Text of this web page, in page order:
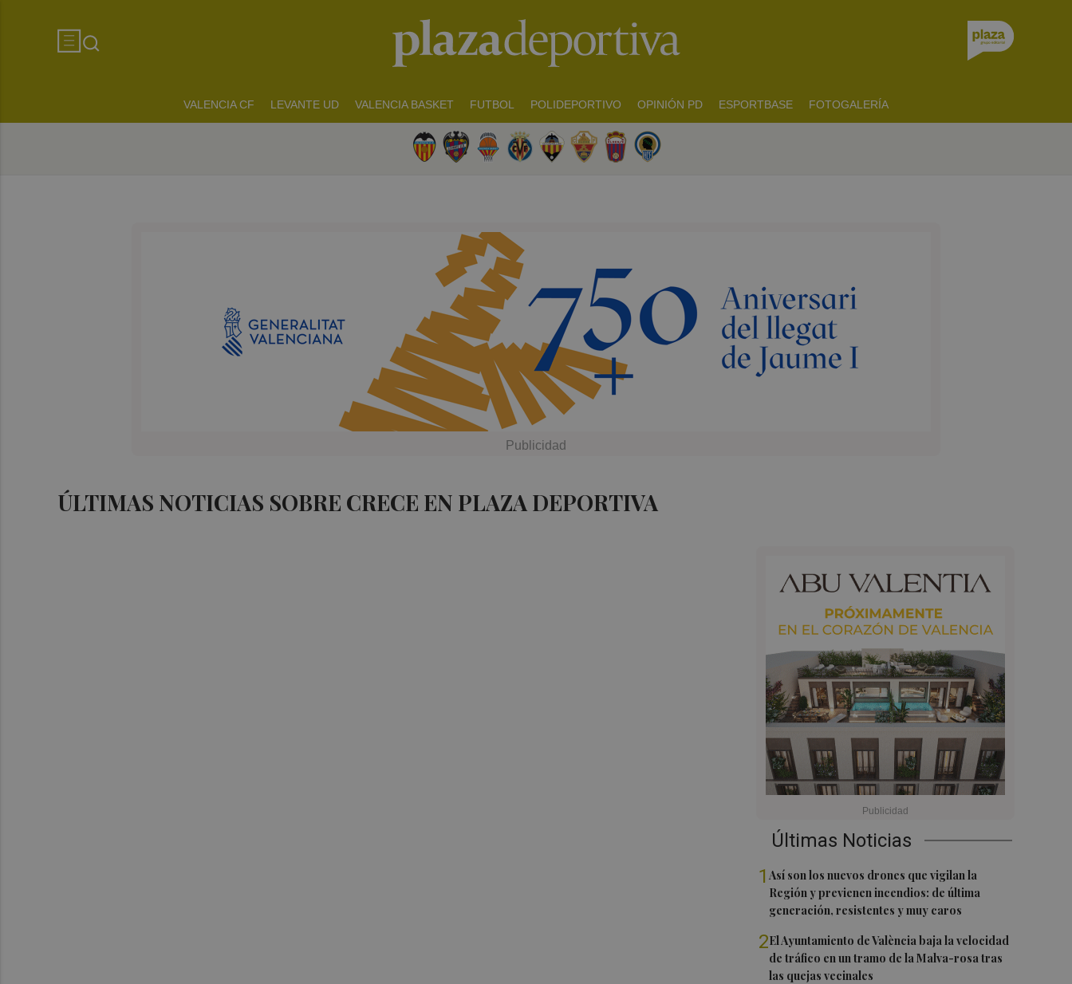
VALENCIA CF LEVANTE UD VALENCIA BASKET FUTBOL POLIDEPORTIVO OPINIÓN PD ESPORTBASE FOTOGALERÍA
ÚLTIMAS NOTICIAS SOBRE CRECE EN PLAZA DEPORTIVA
Últimas Noticias
1Así son los nuevos drones que vigilan la
Región y previenen incendios: de última
generación, resistentes y muy caros
2El Ayuntamiento de València baja la velocidad
de tráfico en un tramo de la Malva-rosa tras
las quejas vecinales